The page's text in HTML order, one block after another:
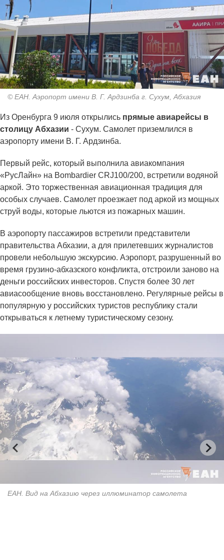
© ЕАН. Аэропорт имени В. Г. Ардзинба г. Сухум, Абхазия
Из Оренбурга 9 июля открылись прямые авиарейсы в
столицу Абхазии - Сухум. Самолет приземлился в
аэропорту имени В. Г. Ардзинба.
Первый рейс, который выполнила авиакомпания
«РусЛайн» на Bombardier CRJ100/200, встретили водяной
аркой. Это торжественная авиационная традиция для
особых случаев. Самолет проезжает под аркой из мощных
струй воды, которые льются из пожарных машин.
В аэропорту пассажиров встретили представители
правительства Абхазии, а для прилетевших журналистов
провели небольшую экскурсию. Аэропорт, разрушенный во
время грузино-абхазского конфликта, отстроили заново на
деньги российских инвесторов. Спустя более 30 лет
авиасообщение вновь восстановлено. Регулярные рейсы в
популярную у российских туристов республику стали
открываться к летнему туристическому сезону.
ЕАН. Вид на Абхазию через иллюминатор самолета